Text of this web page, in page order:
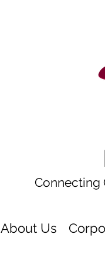
Connecting
About Us